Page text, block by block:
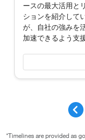
ースの最大活用と
ションを紹介して
が、自社の強みを
加速できるよう支
*Timelines are provided as